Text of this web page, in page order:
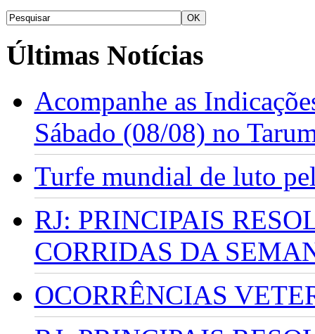
Últimas Notícias
Acompanhe as
Sábado (08/08) no
Turfe mundial de luto
RJ: PRINCIPAIS
CORRIDAS DA
OCORRÊNCIAS